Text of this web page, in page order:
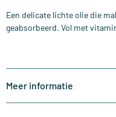
Een delicate lichte olie die
geabsorbeerd. Vol met
Meer informatie